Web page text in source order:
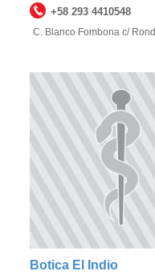
+58 293 4410548
C. Blanco Fombona c/
Botica El Indio